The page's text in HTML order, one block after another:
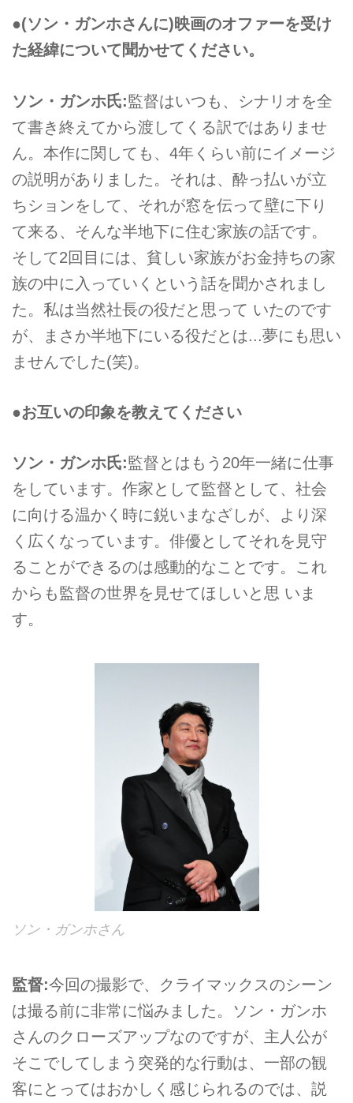
●(ソン・ガンホさんに)映画のオファーを受け
た経緯について聞かせてください。
ソン・ガンホ氏:監督はいつも、シナリオを全
て書き終えてから渡してくる訳ではありませ
ん。本作に関しても、4年くらい前にイメージ
の説明がありました。それは、酔っ払いが立
ちションをして、それが窓を伝って壁に下り
て来る、そんな半地下に住む家族の話です。
そして2回目には、貧しい家族がお金持ちの家
族の中に入っていくという話を聞かされまし
た。私は当然社長の役だと思って いたのです
が、まさか半地下にいる役だとは...夢にも思い
ませんでした(笑)。
●お互いの印象を教えてください
ソン・ガンホ氏:監督とはもう20年一緒に仕事
をしています。作家として監督として、社会
に向ける温かく時に鋭いまなざしが、より深
く広くなっています。俳優としてそれを見守
ることができるのは感動的なことです。これ
からも監督の世界を見せてほしいと思 いま
す。
ソン・ガンホさん
監督:今回の撮影で、クライマックスのシーン
は撮る前に非常に悩みました。ソン・ガンホ
さんのクローズアップなのですが、主人公が
そこでしてしまう突発的な行動は、一部の観
客にとってはおかしく感じられるのでは、説